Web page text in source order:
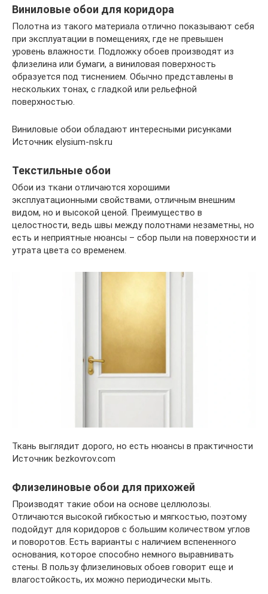
Виниловые обои для коридора
Полотна из такого материала отлично показывают себя
при эксплуатации в помещениях, где не превышен
уровень влажности. Подложку обоев производят из
флизелина или бумаги, а виниловая поверхность
образуется под тиснением. Обычно представлены в
нескольких тонах, с гладкой или рельефной
поверхностью.
Виниловые обои обладают интересными рисунками
Источник elysium-nsk.ru
Текстильные обои
Обои из ткани отличаются хорошими
эксплуатационными свойствами, отличным внешним
видом, но и высокой ценой. Преимущество в
целостности, ведь швы между полотнами незаметны, но
есть и неприятные нюансы – сбор пыли на поверхности и
утрата цвета со временем.
Ткань выглядит дорого, но есть нюансы в практичности
Источник bezkovrov.com
Флизелиновые обои для прихожей
Производят такие обои на основе целлюлозы.
Отличаются высокой гибкостью и мягкостью, поэтому
подойдут для коридоров с большим количеством углов
и поворотов. Есть варианты с наличием вспененного
основания, которое способно немного выравнивать
стены. В пользу флизелиновых обоев говорит еще и
влагостойкость, их можно периодически мыть.